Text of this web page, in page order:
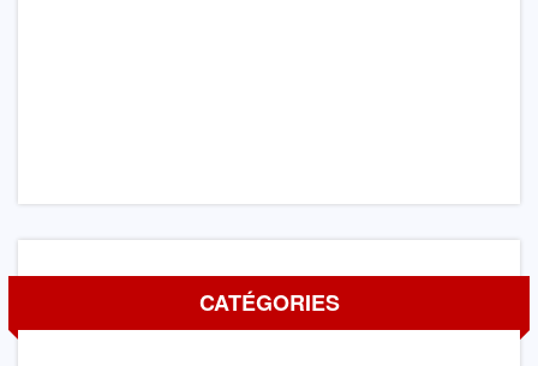
CATÉGORIES